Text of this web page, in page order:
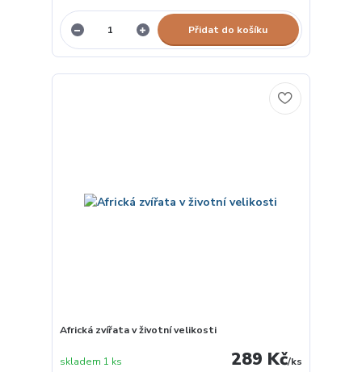
Přidat do košíku
Africká zvířata v životní velikosti
289 Kč/ks
skladem 1 ks